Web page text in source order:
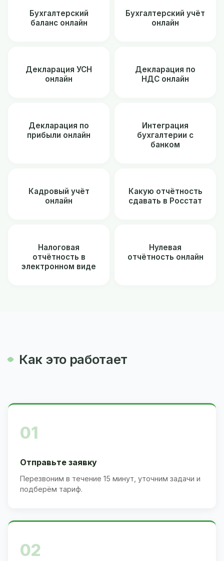
Бухгалтерский
баланс онлайн
Бухгалтерский учёт
онлайн
Декларация УСН
онлайн
Декларация по
НДС онлайн
Декларация по
прибыли онлайн
Интеграция
бухгалтерии с
банком
Кадровый учёт
онлайн
Какую отчётность
сдавать в Росстат
Налоговая
отчётность в
электронном виде
Нулевая
отчётность онлайн
Как это работает
01
Отправьте заявку
Перезвоним в течение 15 минут, уточним задачи и
подберём тариф.
02